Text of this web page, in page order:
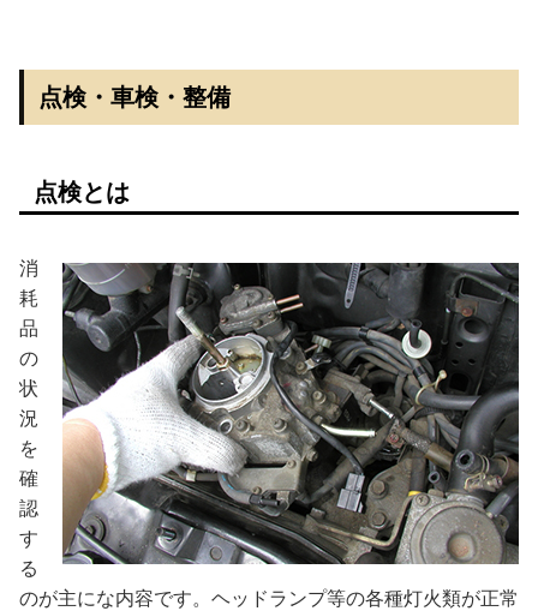
点検・車検・整備
点検とは
消
耗
品
の
状
況
を
確
認
す
る
のが主にな内容です。ヘッドランプ等の各種灯火類が正常